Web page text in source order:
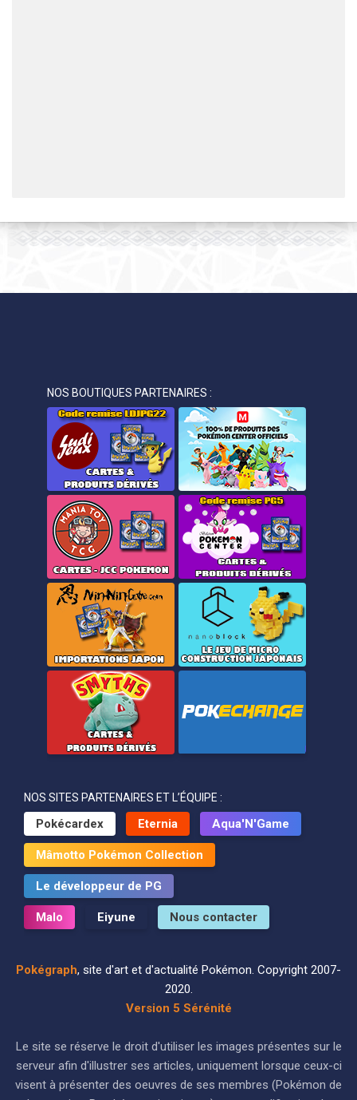
NOS BOUTIQUES PARTENAIRES :
NOS SITES PARTENAIRES ET L’ÉQUIPE :
Pokécardex Eternia Aqua'N'Game
Mâmotto Pokémon Collection
Le développeur de PG
Malo Eiyune Nous contacter
Pokégraph, site d'art et d'actualité Pokémon. Copyright 2007-
2020.
Version 5 Sérénité
Le site se réserve le droit d'utiliser les images présentes sur le
serveur afin d'illustrer ses articles, uniquement lorsque ceux-ci
visent à présenter des oeuvres de ses membres (Pokémon de